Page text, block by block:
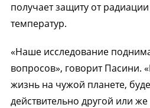
получает защиту от
температур.
«Наше исследование
вопросов», говорит Пасини.
жизнь на чужой планете,
действительно другой или же